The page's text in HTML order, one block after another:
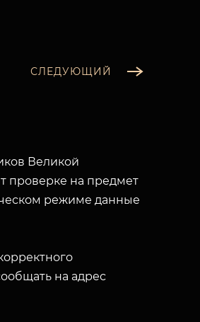
СЛЕДУЮЩИЙ
Великой
проверке на предмет
режиме данные
на адрес